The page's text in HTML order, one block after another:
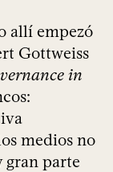
allí empezó
Gottweiss
in
medios no
gran parte